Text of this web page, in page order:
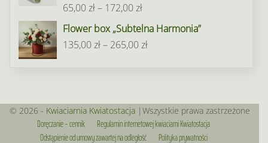
179,00 zł
65,00zł– 172,00złZakres
cen:
od
Flower box „Subtelna Harmonia”
135,00zł– 265,00złZakres
do
265,00 zł
© 2026 - Kwiaciarnia Kwiatostacja|Wszystkie prawa zastrzeżone
Doręczanie – cennik
Regulamin internetowej kwiaciarni Kwiatostacja
Odstąpienie od umowy zawartej na odległość
Polityka prywatności